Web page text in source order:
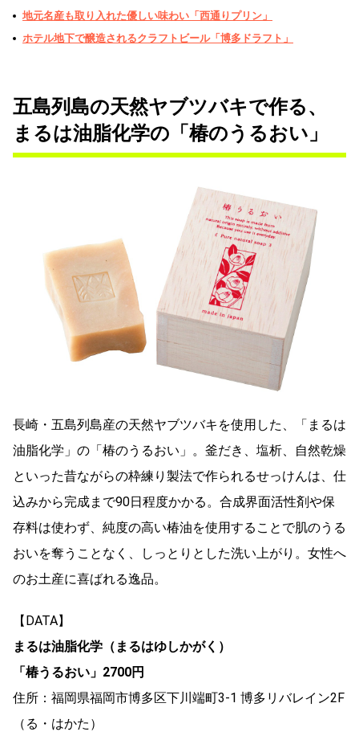
地元名産も取り入れた優しい味わい「西通りプリン」
ホテル地下で醸造されるクラフトビール「博多ドラフト」
五島列島の天然ヤブツバキで作る、
まるは油脂化学の「椿のうるおい」
長崎・五島列島産の天然ヤブツバキを使用した、「まるは
油脂化学」の「椿のうるおい」。釜だき、塩析、自然乾燥
といった昔ながらの枠練り製法で作られるせっけんは、仕
込みから完成まで90日程度かかる。合成界面活性剤や保
存料は使わず、純度の高い椿油を使用することで肌のうる
おいを奪うことなく、しっとりとした洗い上がり。女性へ
のお土産に喜ばれる逸品。
【DATA】
まるは油脂化学（まるはゆしかがく）
「椿うるおい」2700円
住所：福岡県福岡市博多区下川端町3-1 博多リバレイン2F
（る・はかた）